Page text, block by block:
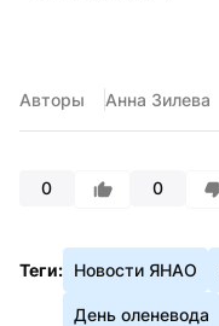
Авторы Анна Зилева
0 0
Теги: Новости ЯНАО
День оленевода